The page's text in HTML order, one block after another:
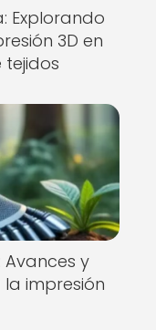
Explorando
3D en
Avances y
impresión